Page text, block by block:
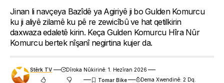
Jinan li navçeya Bazîdê ya Agiriyê ji bo Gulden Komurcu
ku ji aliyê zilamê ku pê re zewicîbû ve hat qetilkirin
daxwaza edaletê kirin. Keça Gulden Komurcu Hîra Nûr
Komurcu bertek nîşanî negirtina kujer da.
Stêrk TV
Dîroka Nûkirinê: 1. Hezîran 2026
Dema Xwendinê: 2 Dq.